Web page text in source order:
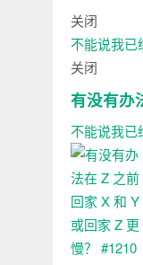
关闭
不能说我已
关闭
有没有办
不能说我已
注
释